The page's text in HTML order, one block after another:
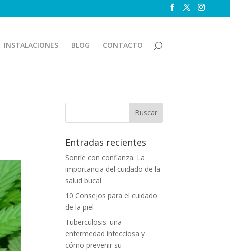
INSTALACIONES BLOG CONTACTO
Entradas recientes
Sonríe con confianza: La
importancia del cuidado de la
salud bucal
10 Consejos para el cuidado
de la piel
Tuberculosis: una
enfermedad infecciosa y
cómo prevenir su